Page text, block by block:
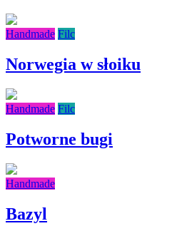
Handmade Filc
Norwegia w słoiku
Handmade Filc
Potworne bugi
Handmade
Bazyl